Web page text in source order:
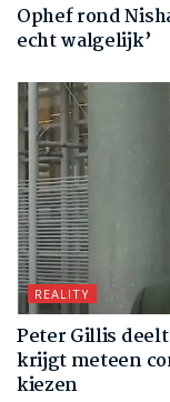
Ophef rond
echt walgelijk’
REALITY
Peter Gillis
krijgt meteen
kiezen